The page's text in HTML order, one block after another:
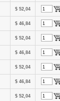
$ 52,04
$ 46,84
$ 52,04
$ 46,84
$ 52,04
$ 46,84
$ 52,04